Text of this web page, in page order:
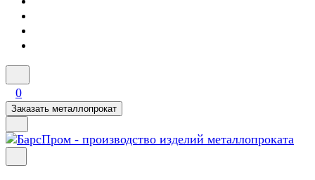
0
Заказать металлопрокат